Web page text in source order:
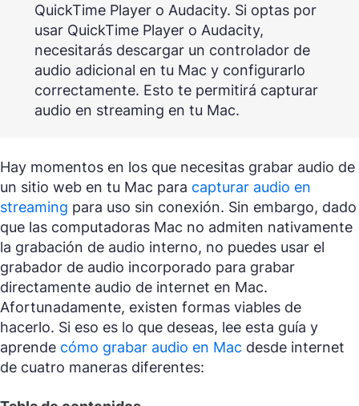
QuickTime Player o Audacity. Si optas por
usar QuickTime Player o Audacity,
necesitarás descargar un controlador de
audio adicional en tu Mac y configurarlo
correctamente. Esto te permitirá capturar
audio en streaming en tu Mac.
Hay momentos en los que necesitas grabar audio de
un sitio web en tu Mac para capturar audio en
streaming para uso sin conexión. Sin embargo, dado
que las computadoras Mac no admiten nativamente
la grabación de audio interno, no puedes usar el
grabador de audio incorporado para grabar
directamente audio de internet en Mac.
Afortunadamente, existen formas viables de
hacerlo. Si eso es lo que deseas, lee esta guía y
aprende cómo grabar audio en Mac desde internet
de cuatro maneras diferentes: